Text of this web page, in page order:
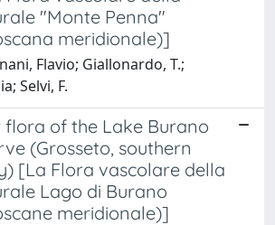
"Monte Penna"
meridionale)]
Flavio; Giallonardo, T.;
Selvi, F.
flora of the Lake Burano
(Grosseto, southern
[La Flora vascolare della
Lago di Burano
meridionale)]